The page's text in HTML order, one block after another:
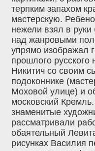
терпким запахом
мастерскую.
нежели взял в руки
над жанровыми
упрямо изображал
прошлого
Никитич со своим
подоконнике
Моховой улице) и
московский
знаменитые
рассматривали
обаятельный
рисунках Василия